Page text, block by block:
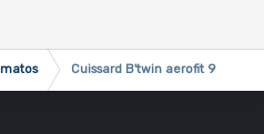
Cuissard B'twin aerofit 9